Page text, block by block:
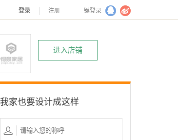
登录 注册 一键登录
进入店铺
我家也要设计成这样